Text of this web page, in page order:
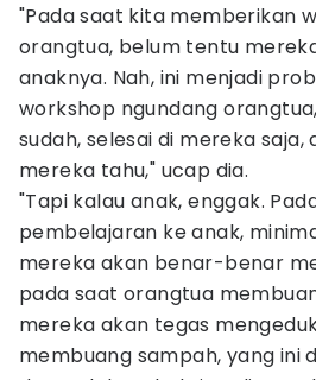
"Pada saat kita memberikan
orangtua, belum tentu
anaknya. Nah, ini menjadi
workshop ngundang
sudah, selesai di mereka
mereka tahu," ucap dia.
"Tapi kalau anak, enggak.
pembelajaran ke anak,
mereka akan benar-benar
pada saat orangtua
mereka akan tegas
membuang sampah, yang ini